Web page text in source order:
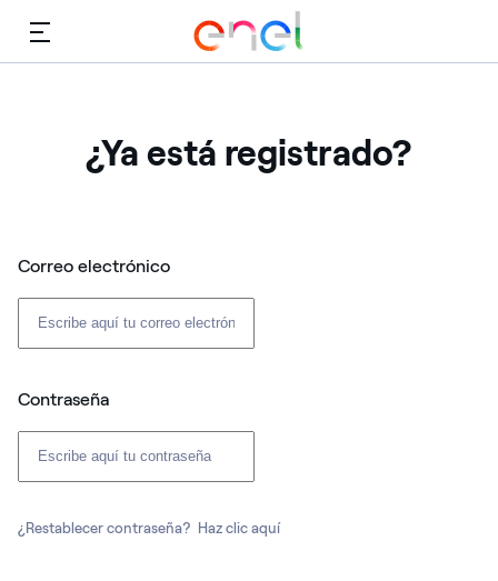
Menú
¿Ya está registrado?
Correo electrónico
Contraseña
¿Restablecer contraseña? Haz clic aquí